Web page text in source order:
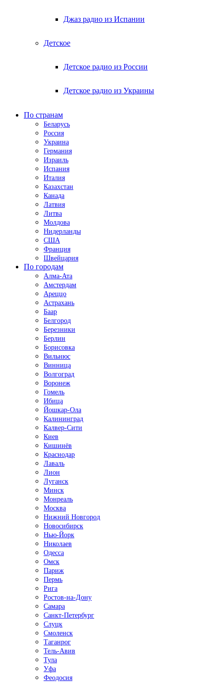
Джаз радио из Испании
Детское
Детское радио из России
Детское радио из Украины
По странам
Беларусь
Россия
Украина
Германия
Израиль
Испания
Италия
Казахстан
Канада
Латвия
Литва
Молдова
Нидерланды
США
Франция
Швейцария
По городам
Алма-Ата
Амстердам
Ареццо
Астрахань
Баар
Белгород
Березники
Берлин
Борисовка
Вильнюс
Винница
Волгоград
Воронеж
Гомель
Ибица
Йошкар-Ола
Калининград
Калвер-Сити
Киев
Кишинёв
Краснодар
Лаваль
Лион
Луганск
Минск
Монреаль
Москва
Нижний Новгород
Новосибирск
Нью-Йорк
Николаев
Одесса
Омск
Париж
Пермь
Рига
Ростов-на-Дону
Самара
Санкт-Петербург
Слуцк
Смоленск
Таганрог
Тель-Авив
Тула
Уфа
Феодосия